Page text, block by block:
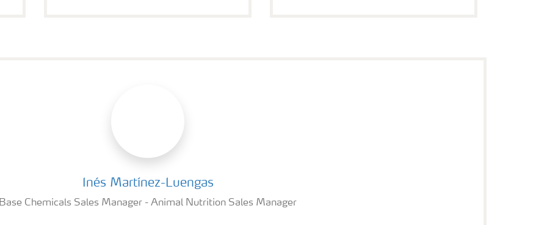
Inés Martínez-Luengas
Base Chemicals Sales Manager - Animal Nutrition Sales Manager